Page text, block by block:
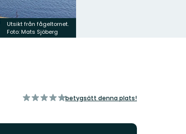
Utsikt från fågeltornet.
Foto: Mats Sjöberg
av
betygsätt denna plats!